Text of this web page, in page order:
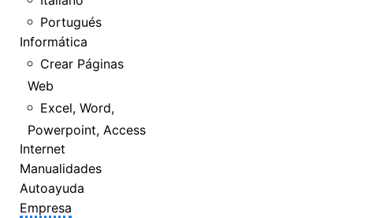
Portugués
Informática
Crear Páginas
Web
Excel, Word,
Powerpoint, Access
Internet
Manualidades
Autoayuda
Empresa